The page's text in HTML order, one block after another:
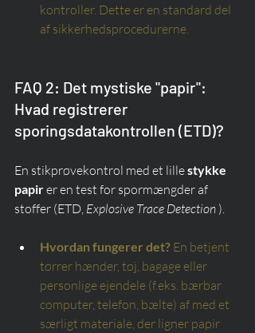
kontroller. Dette er en standard del
af sikkerhedsprocedurerne.
FAQ 2: Det mystiske "papir":
Hvad registrerer
sporingsdatakontrollen (ETD)?
En stikprøvekontrol med et lille stykke
papir er en test for spormængder af
stoffer (ETD, Explosive Trace Detection ).
Hvordan fungerer det? En betjent
tørrer hænder, tøj, bagage eller
personlige ejendele (f.eks. bærbar
computer, telefon, bælte) af med et
særligt materiale, der ligner papir